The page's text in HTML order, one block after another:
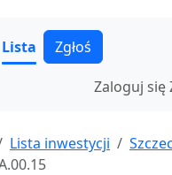
Lista Zgłoś
Zaloguj się
Lista inwestycji